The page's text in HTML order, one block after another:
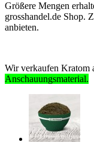
Größere Mengen
grosshandel.de Shop.
anbieten.
Wir verkaufen Kratom
Anschauungsmaterial.